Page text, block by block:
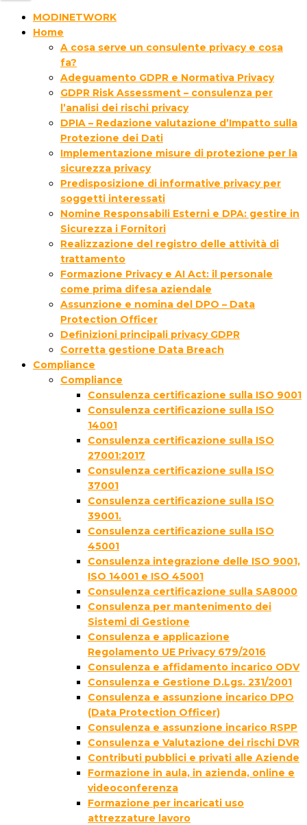
MODINETWORK
Home
A cosa serve un consulente privacy e cosa
fa?
Adeguamento GDPR e Normativa Privacy
GDPR Risk Assessment – consulenza per
l’analisi dei rischi privacy
DPIA – Redazione valutazione d’Impatto sulla
Protezione dei Dati
Implementazione misure di protezione per la
sicurezza privacy
Predisposizione di informative privacy per
soggetti interessati
Nomine Responsabili Esterni e DPA: gestire in
Sicurezza i Fornitori
Realizzazione del registro delle attività di
trattamento
Formazione Privacy e AI Act: il personale
come prima difesa aziendale
Assunzione e nomina del DPO – Data
Protection Officer
Definizioni principali privacy GDPR
Corretta gestione Data Breach
Compliance
Compliance
Consulenza certificazione sulla ISO 9001
Consulenza certificazione sulla ISO
14001
Consulenza certificazione sulla ISO
27001:2017
Consulenza certificazione sulla ISO
37001
Consulenza certificazione sulla ISO
39001.
Consulenza certificazione sulla ISO
45001
Consulenza integrazione delle ISO 9001,
ISO 14001 e ISO 45001
Consulenza certificazione sulla SA8000
Consulenza per mantenimento dei
Sistemi di Gestione
Consulenza e applicazione
Regolamento UE Privacy 679/2016
Consulenza e affidamento incarico ODV
Consulenza e Gestione D.Lgs. 231/2001
Consulenza e assunzione incarico DPO
(Data Protection Officer)
Consulenza e assunzione incarico RSPP
Consulenza e Valutazione dei rischi DVR
Contributi pubblici e privati alle Aziende
Formazione in aula, in azienda, online e
videoconferenza
Formazione per incaricati uso
attrezzature lavoro